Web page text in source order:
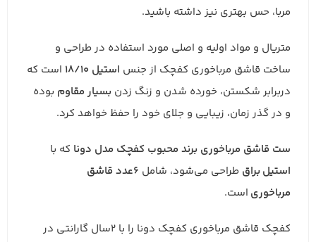
مربا، حس بهتری نیز داشته باشید.
متریال و مواد اولیه و اصلی مورد استفاده در طراحی و
ساخت قاشق مرباخوری کفچک از جنس استیل 18/10
است که
دربرابر شکستن، خورده شدن و زنگ زدن بسیار مقاوم بوده
و در گذر زمان، زیبایی و جلای خود را حفظ خواهد کرد.
ست قاشق مرباخوری برند محبوب کفچک مدل دونا که با
استیل براق طراحی می‌شود، شامل
6عدد قاشق
مرباخوری است.
کفچک قاشق مرباخوری کفچک دونا را با 2سال گارانتی در